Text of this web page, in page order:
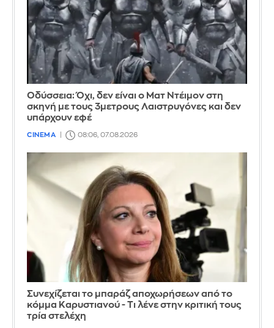
Οδύσσεια: Όχι, δεν είναι ο Ματ Ντέιμον στη
σκηνή με τους 3μετρους Λαιστρυγόνες και δεν
υπάρχουν εφέ
CINEMA 08:06, 07.08.2026
Συνεχίζεται το μπαράζ αποχωρήσεων από το
κόμμα Καρυστιανού - Τι λένε στην κριτική τους
τρία στελέχη